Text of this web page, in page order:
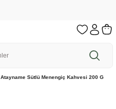
Atayname Sütlü Menengiç Kahvesi 200 G